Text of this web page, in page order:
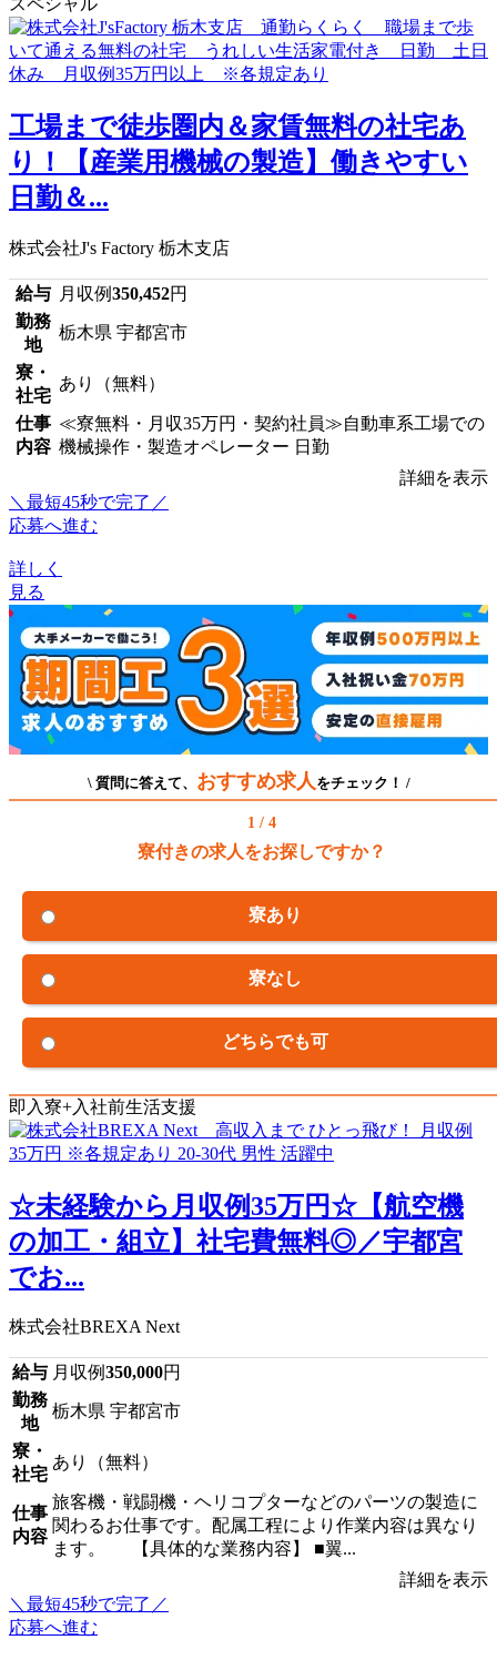
工場まで徒歩圏内＆家賃無料の社宅あ
り！【産業用機械の製造】働きやすい
日勤＆...
株式会社J's Factory 栃木支店
給与 月収例350,452円
勤務
地
栃木県 宇都宮市
寮・
社宅
あり（無料）
仕事
内容
≪寮無料・月収35万円・契約社員≫自動車系工場での
機械操作・製造オペレーター 日勤
詳細を表示
＼最短45秒で完了／
応募へ進む
詳しく
見る
\ 質問に答えて、 おすすめ求人 をチェック！ /
1 / 4
寮付きの求人をお探しですか？
寮あり
寮なし
どちらでも可
即入寮+入社前生活支援
☆未経験から月収例35万円☆【航空機
の加工・組立】社宅費無料◎／宇都宮
でお...
株式会社BREXA Next
給与 月収例350,000円
勤務
地
栃木県 宇都宮市
寮・
社宅
あり（無料）
仕事
内容
旅客機・戦闘機・ヘリコプターなどのパーツの製造に
関わるお仕事です。配属工程により作業内容は異なり
ます。 【具体的な業務内容】 ■翼...
詳細を表示
＼最短45秒で完了／
応募へ進む